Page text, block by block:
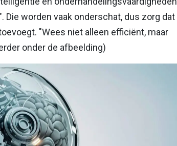
Die worden vaak onderschat, dus zorg dat
"Wees niet alleen efficiënt, maar
onder de afbeelding)